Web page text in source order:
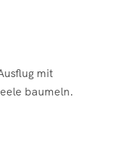
mit
baumeln.